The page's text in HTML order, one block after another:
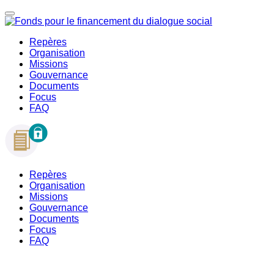
Repères
Organisation
Missions
Gouvernance
Documents
Focus
FAQ
Repères
Organisation
Missions
Gouvernance
Documents
Focus
FAQ